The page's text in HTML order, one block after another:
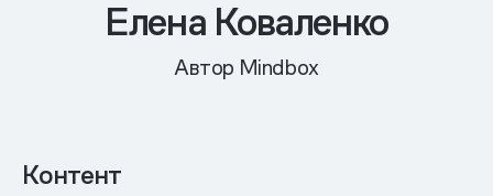
Елена Коваленко
Автор Mindbox
Контент